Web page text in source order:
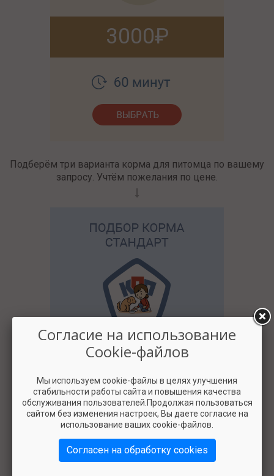
3000
Подберём три варианта корма для питомца по вашему
запросу. Учтём пожелания по цене.
2500
Согласие на использование
Cookie-файлов
Мы используем cookie-файлы в целях улучшения
стабильности работы сайта и повышения качества
обслуживания пользователей.Продолжая пользоваться
сайтом без изменения настроек, Вы даете согласие на
использование ваших cookie-файлов.
Согласен на обработку cookies